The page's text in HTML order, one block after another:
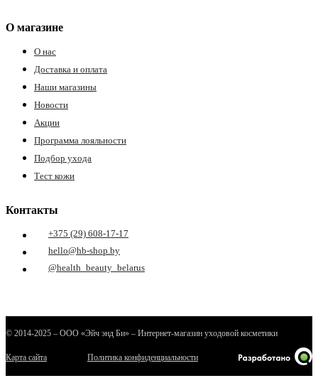
О магазине
О нас
Доставка и оплата
Наши магазины
Новости
Акции
Программа лояльности
Подбор ухода
Тест кожи
Контакты
+375 (29) 608-17-17
hello@hb-shop.by
@health_beauty_belarus
© 2014-2025 – ООО «Эйч энд Би» – Интернет-магазин уходовой косметики
Карта сайта Политика конфиденциальности